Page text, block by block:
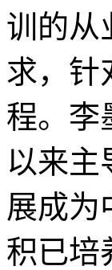
训的从
求，针
程。李
以来主
展成为
积已培